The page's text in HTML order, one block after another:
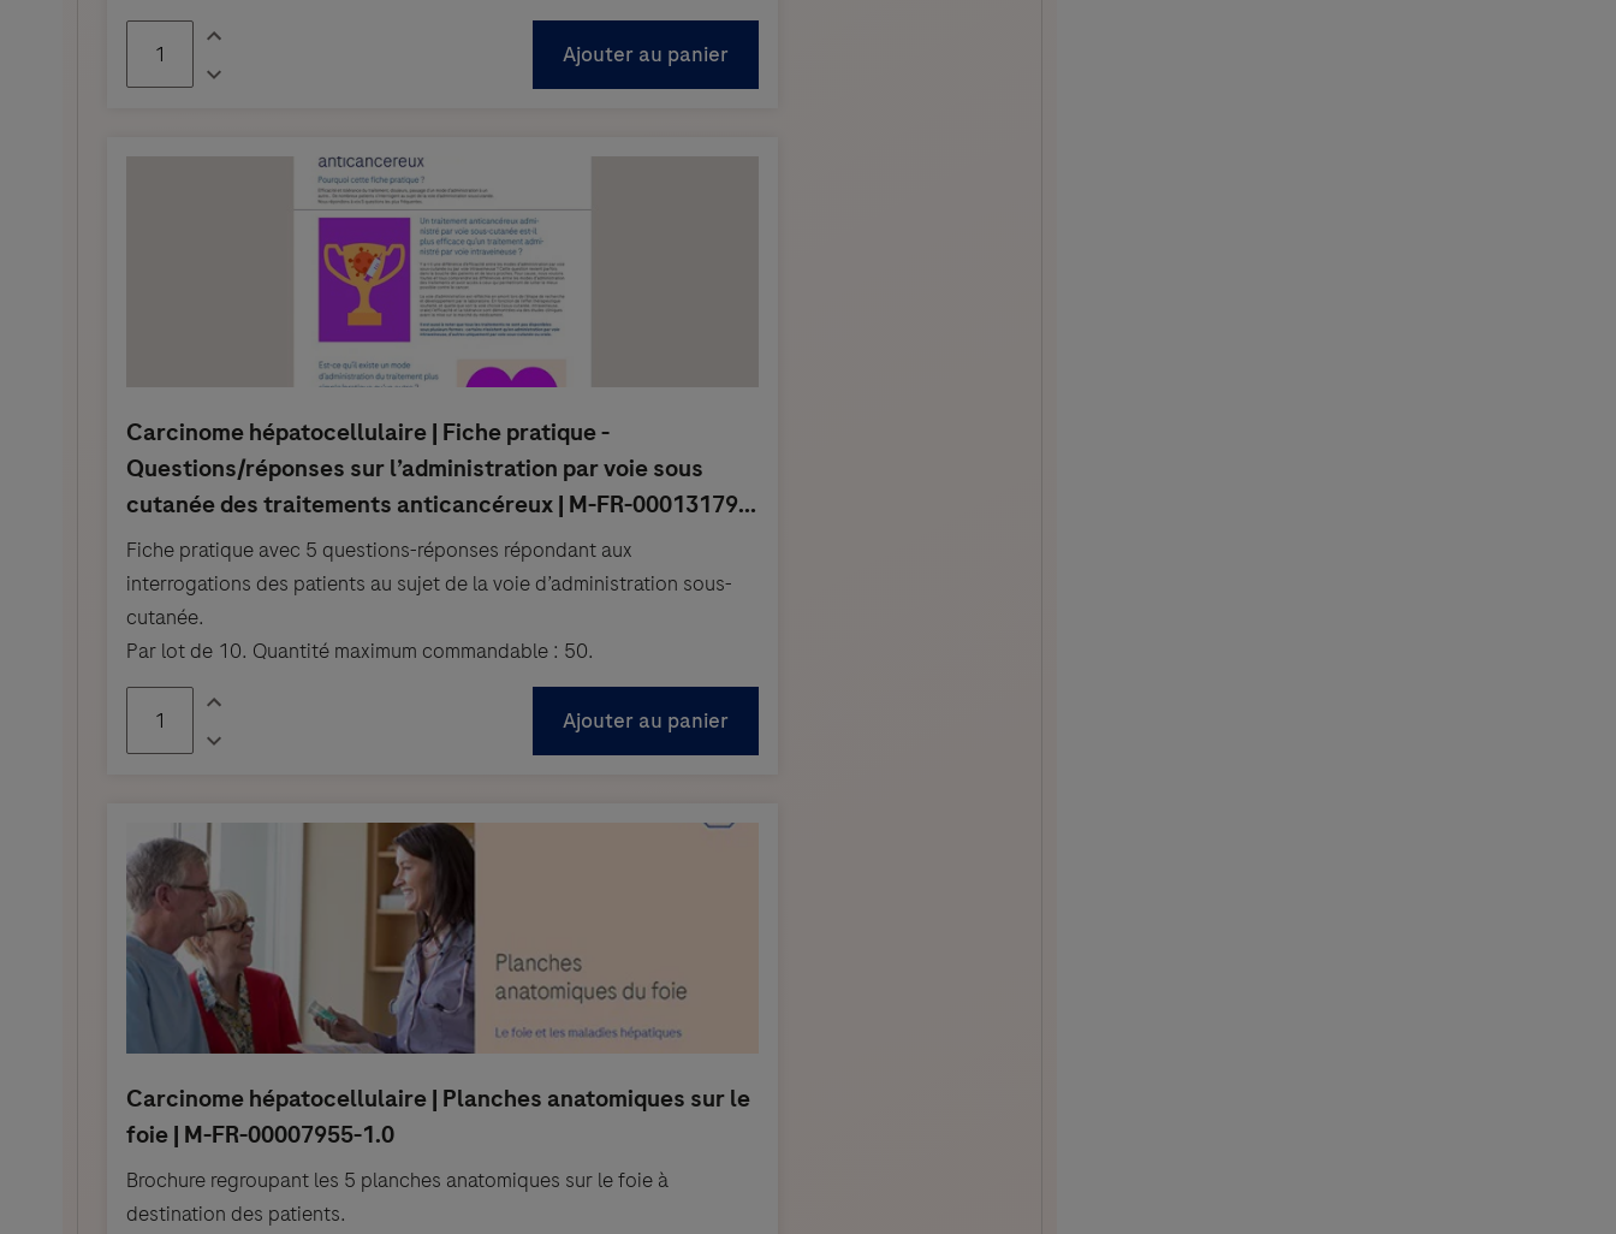
Fiche pratique avec 5 questions-réponses répondant aux
interrogations des patients au sujet de la voie d’administration sous-
cutanée.
Par lot de 10. Quantité maximum commandable : 50.
Brochure regroupant les 5 planches anatomiques sur le foie à
destination des patients.